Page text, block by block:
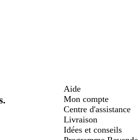
Aide
Mon compte
Centre d'assistance
Livraison
Idées et conseils